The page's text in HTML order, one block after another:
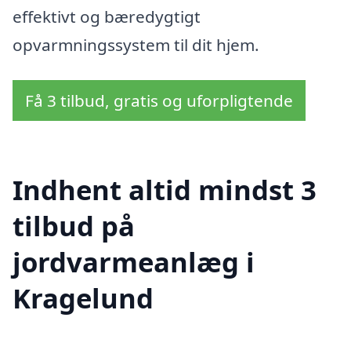
effektivt og bæredygtigt
opvarmningssystem til dit hjem.
Få 3 tilbud, gratis og uforpligtende
Indhent altid mindst 3
tilbud på
jordvarmeanlæg i
Kragelund